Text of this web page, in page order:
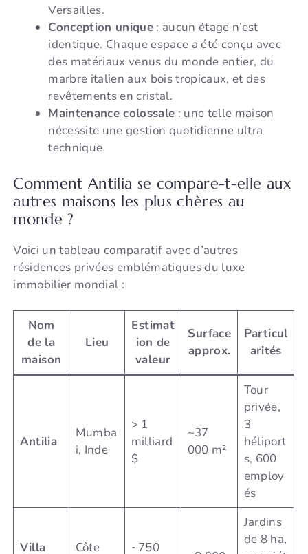
Versailles.
Conception unique: aucun étage n’est
identique. Chaque espace a été conçu avec
des matériaux venus du monde entier, du
marbre italien aux bois tropicaux, et des
revêtements en cristal.
Maintenance colossale : une telle maison
nécessite une gestion quotidienne ultra
technique.
Comment Antilia se compare-t-elle aux
autres maisons les plus chères au
monde ?
Voici un tableau comparatif avec d’autres
résidences privées emblématiques du luxe
immobilier mondial :
Nom
de la
maison
Lieu
Estimat
ion de
valeur
Surface
approx.
Particul
arités
Antilia
Mumba
i, Inde
> 1
milliard
$
~37
000 m²
Tour
privée,
3
héliport
s, 600
employ
és
Villa
Côte
~750
Jardins
de 8 ha,